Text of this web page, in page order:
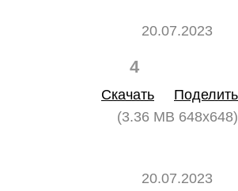
20.07.2023
4
Скачать
(3.36 MB 648x648)
20.07.2023